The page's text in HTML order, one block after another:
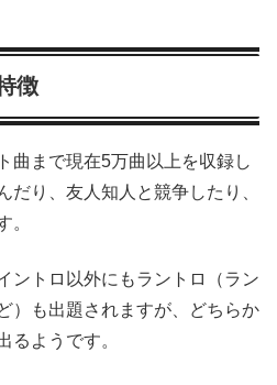
徴
曲まで現在5万曲以上を収録し
だり、友人知人と競争したり、
。
ントロ以外にもラントロ（ラン
）も出題されますが、どちらか
るようです。